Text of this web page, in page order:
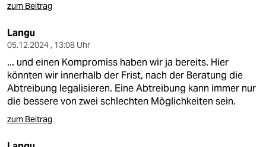
zum Beitrag
Langu
05.12.2024 , 13:08 Uhr
... und einen Kompromiss haben wir ja bereits. Hier
könnten wir innerhalb der Frist, nach der Beratung die
Abtreibung legalisieren. Eine Abtreibung kann immer nur
die bessere von zwei schlechten Möglichkeiten sein.
zum Beitrag